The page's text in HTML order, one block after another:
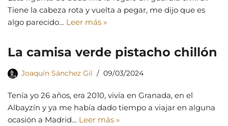
Tiene la cabeza rota y vuelta a pegar, me dijo que es
algo parecido… Leer más »
La camisa verde pistacho chillón
Joaquín Sánchez Gil 09/03/2024
Tenía yo 26 años, era 2010, vivía en Granada, en el
Albayzín y ya me había dado tiempo a viajar en alguna
ocasión a Madrid… Leer más »